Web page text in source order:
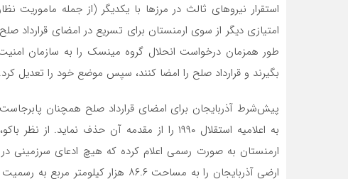
استقرار نیروهای ثالث در مرزها با یکدیگر (از جمله ماموریت
امتیازی دیگر از سوی ارمنستان برای تسریع در امضای قرارداد
بگیرند و قرارداد صلح را امضا کنند، سپس موضع خود را تعدیل کرد. متن قرارداد
پیش‌شرط آذربایجان برای امضای قرارداد صلح همچنان
به اعلامیه استقلال ۱۹۹۰ را از مقدمه آن حذف
ارمنستان به صورت رسمی اعلام کرده که هیچ ادعای